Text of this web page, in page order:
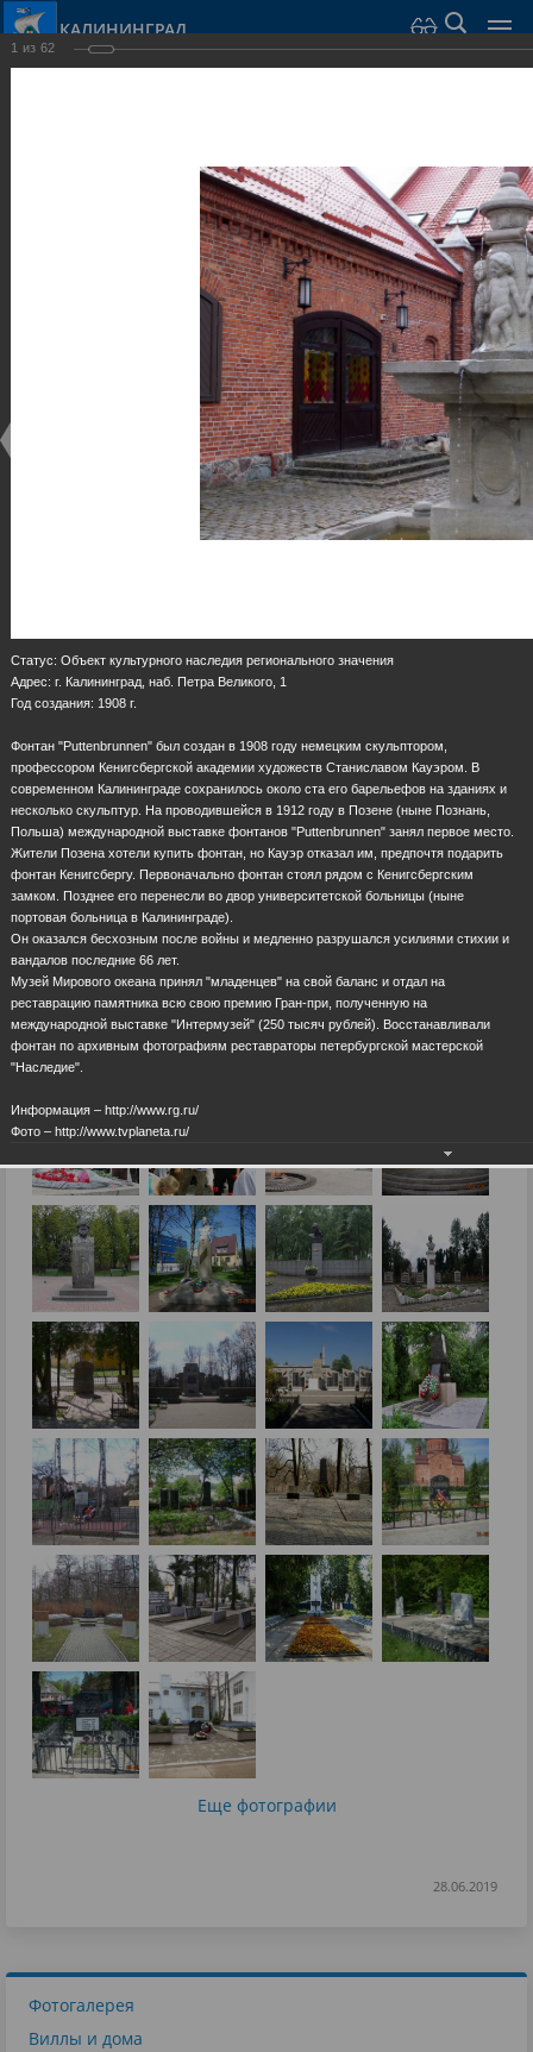
КАЛИНИНГРАД
Скульптуры и мемориалы
Еще фотографии
28.06.2019
Фотогалерея
Виллы и дома
1 из 62
Статус: Объект культурного наследия регионального значения
Адрес: г. Калининград, наб. Петра Великого, 1
Год создания: 1908 г.
Фонтан "Puttenbrunnen" был создан в 1908 году немецким скульптором,
профессором Кенигсбергской академии художеств Станиславом Кауэром. В
современном Калининграде сохранилось около ста его барельефов на зданиях и
несколько скульптур. На проводившейся в 1912 году в Позене (ныне Познань,
Польша) международной выставке фонтанов "Puttenbrunnen" занял первое место.
Жители Позена хотели купить фонтан, но Кауэр отказал им, предпочтя подарить
фонтан Кенигсбергу. Первоначально фонтан стоял рядом с Кенигсбергским
замком. Позднее его перенесли во двор университетской больницы (ныне
портовая больница в Калининграде).
Он оказался бесхозным после войны и медленно разрушался усилиями стихии и
вандалов последние 66 лет.
Музей Мирового океана принял "младенцев" на свой баланс и отдал на
реставрацию памятника всю свою премию Гран-при, полученную на
международной выставке "Интермузей" (250 тысяч рублей). Восстанавливали
фонтан по архивным фотографиям реставраторы петербургской мастерской
"Наследие".
Информация – http://www.rg.ru/
Фото – http://www.tvplaneta.ru/